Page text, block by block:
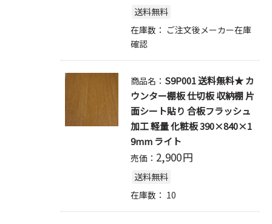
送料無料
在庫数： ご注文後メーカー在庫
確認
商品名： S9P001 送料無料★ カ
ウンター棚板 仕切板 収納棚 片
面シート貼り 合板フラッシュ
加工 軽量 化粧板 390×840×1
9mm ライト
売価： 2,900円
送料無料
在庫数： 10